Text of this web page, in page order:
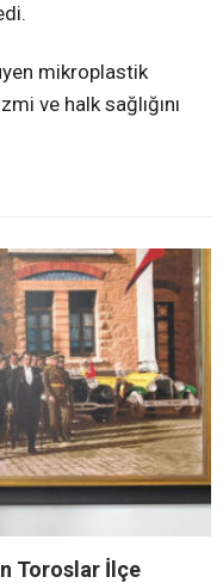
mikroplastik
ve halk sağlığını
Toroslar İlçe